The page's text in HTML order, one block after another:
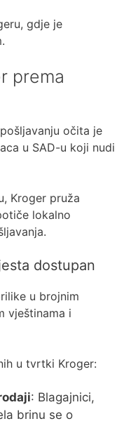
gdje je
prema
očita je
u SAD-u koji nudi
Kroger pruža
lokalno
dostupan
u brojnim
vještinama i
u tvrtki Kroger:
: Blagajnici,
brinu se o